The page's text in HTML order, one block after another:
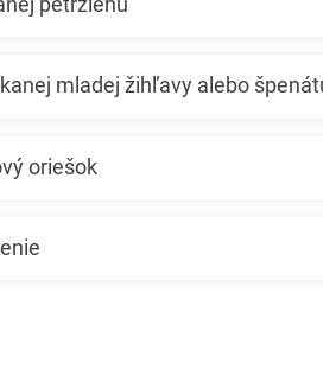
mladej žihľavy alebo
oriešok